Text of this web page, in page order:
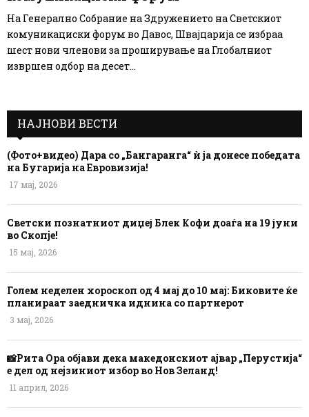
На Генерално Собрание на Здружението на Светскиот
комуникациски форум во Давос, Швајцарија се избраа
шест нови членови за проширување на Глобалниот
извршен одбор на десет...
НАЈНОВИ ВЕСТИ
(Фото+видео) Дара со „Бангаранга“ ѝ ја донесе победата
на Бугарија на Евровизија!
17 мај, 2026
Светски познатниот диџеј Блек Кофи доаѓа на 19 јуни
во Скопје!
15 мај, 2026
Голем неделен хороскоп од 4 мај до 10 мај: Биковите ќе
планираат заедничка иднина со партнерот
3 мај, 2026
📸Рита Ора објави дека македонскиот ајвар „Перустија“
е дел од нејзиниот избор во Нов Зеланд!
11 април, 2026